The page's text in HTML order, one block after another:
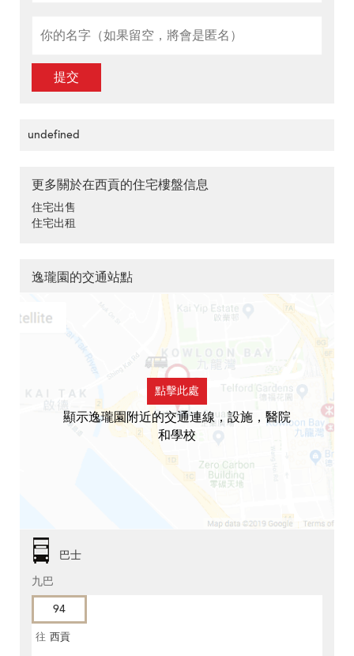
提交
undefined
更多關於在西貢的住宅樓盤信息
住宅出售
住宅出租
逸瓏園的交通站點
點擊此處
顯示逸瓏園附近的交通連線，設施，醫院
和學校
巴士
九巴
94
往 西貢